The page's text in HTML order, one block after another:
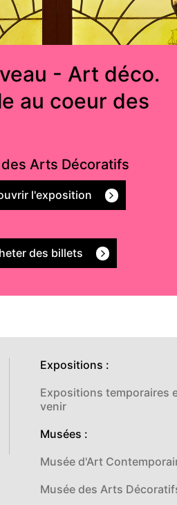
- Art déco.
au coeur des
Arts Décoratifs
l'exposition
des billets
Expositions :
Expositions temporaires
venir
Musées :
Musée d'Art
Musée des Arts